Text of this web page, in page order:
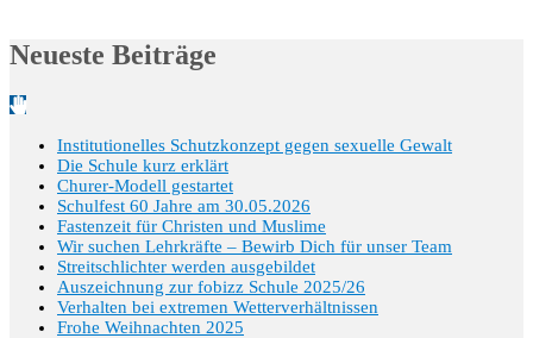
Neueste Beiträge
Institutionelles Schutzkonzept gegen sexuelle Gewalt
Die Schule kurz erklärt
Churer-Modell gestartet
Schulfest 60 Jahre am 30.05.2026
Fastenzeit für Christen und Muslime
Wir suchen Lehrkräfte – Bewirb Dich für unser Team
Streitschlichter werden ausgebildet
Auszeichnung zur fobizz Schule 2025/26
Verhalten bei extremen Wetterverhältnissen
Frohe Weihnachten 2025